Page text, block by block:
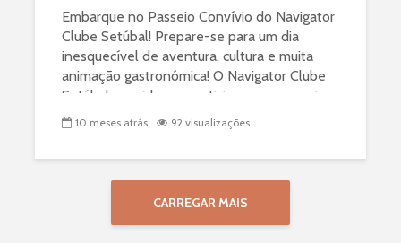
Embarque no Passeio Convívio do Navigator
Clube Setúbal! Prepare-se para um dia
inesquecível de aventura, cultura e muita
animação gastronómica! O Navigator Clube
Setúbal convida-o a participar num passeio
especial que...
10 meses atrás 92 visualizações
CARREGAR MAIS